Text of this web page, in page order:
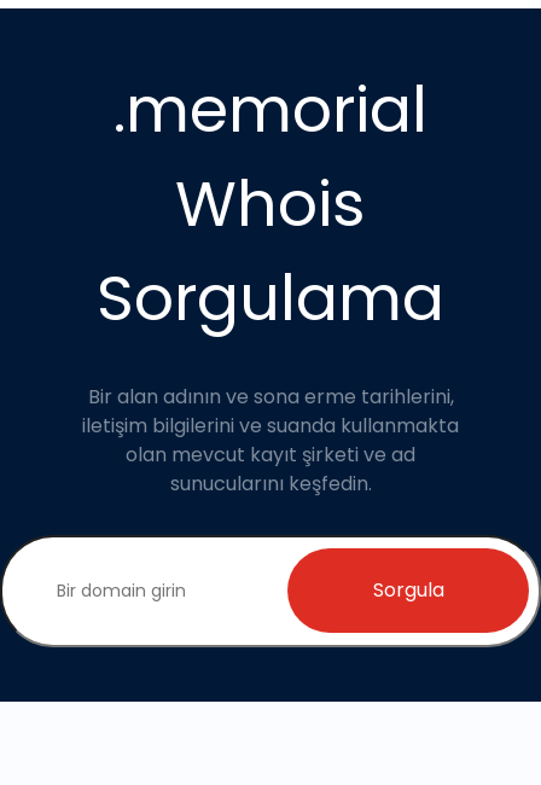
.memorial
Whois
Sorgulama
Bir alan adının ve sona erme tarihlerini,
iletişim bilgilerini ve suanda kullanmakta
olan mevcut kayıt şirketi ve ad
sunucularını keşfedin.
Sorgula